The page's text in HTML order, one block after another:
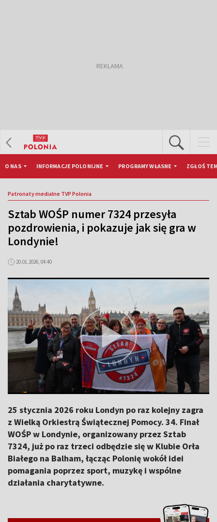
O NAS INFORMACJE POLONIJNE PROGRAMY WŁASNE ZGŁOŚ
Patronaty medialne TVP Polonia
Sztab WOŚP numer 7324 przesyła
pozdrowienia, i pokazuje jak się gra w
Londynie!
20.01.2026, 04:40
25 stycznia 2026 roku Londyn po raz kolejny zagra
z Wielką Orkiestrą Świątecznej Pomocy. 34. Finał
WOŚP w Londynie, organizowany przez Sztab
7324, już po raz trzeci odbędzie się w Klubie Orła
Białego na Balham, łącząc Polonię wokół idei
pomagania poprzez sport, muzykę i wspólne
działania charytatywne.